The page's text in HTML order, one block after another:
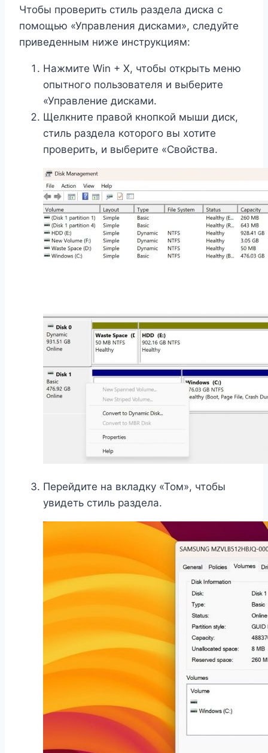
Чтобы проверить стиль раздела диска с
помощью «Управления дисками», следуйте
приведенным ниже инструкциям:
Нажмите Win + X, чтобы открыть меню
опытного пользователя и выберите
«Управление дисками.
Щелкните правой кнопкой мыши диск,
стиль раздела которого вы хотите
проверить, и выберите «Свойства.
Перейдите на вкладку «Том», чтобы
увидеть стиль раздела.